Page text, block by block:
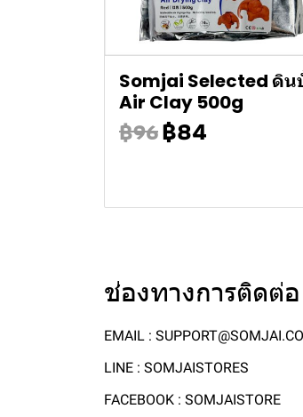
Somjai Selected ดิน
Air Clay 500g
฿96฿84
ช่องทางการติดต่อ
EMAIL :
LINE : SOMJAISTORES
FACEBOOK : SOMJAISTORE